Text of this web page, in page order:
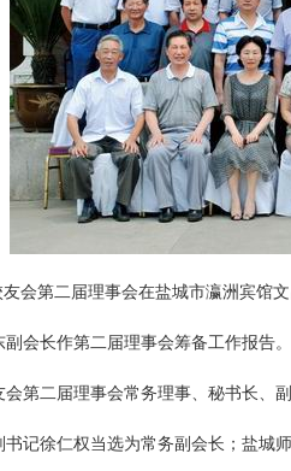
会第二届理事会在盐城市瀛洲宾馆
会长作第二届理事会筹备工作报告。
二届理事会常务理事、秘书长、
记徐仁权当选为常务副会长；盐